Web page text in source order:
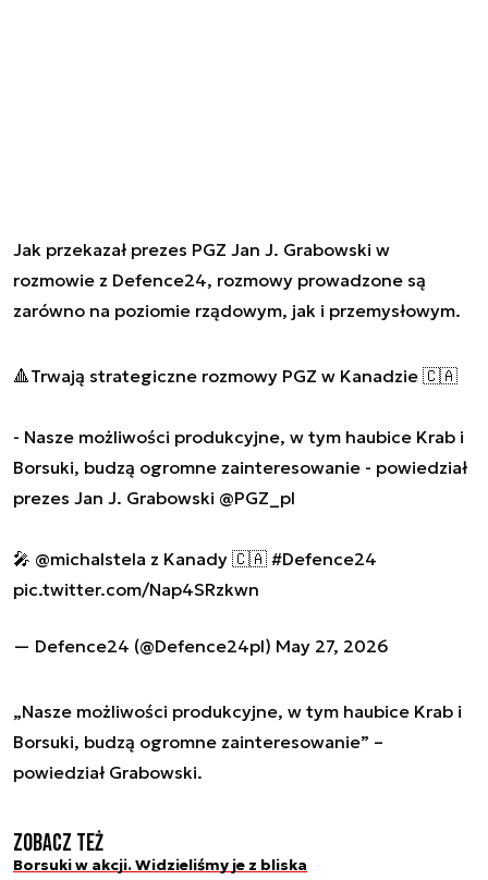
Jak przekazał prezes PGZ Jan J. Grabowski w
rozmowie z Defence24, rozmowy prowadzone są
zarówno na poziomie rządowym, jak i przemysłowym.
🔺Trwają strategiczne rozmowy PGZ w Kanadzie 🇨🇦
- Nasze możliwości produkcyjne, w tym haubice Krab i
Borsuki, budzą ogromne zainteresowanie - powiedział
prezes Jan J. Grabowski @PGZ_pl
🎤 @michalstela z Kanady 🇨🇦 #Defence24
pic.twitter.com/Nap4SRzkwn
— Defence24 (@Defence24pl) May 27, 2026
„Nasze możliwości produkcyjne, w tym haubice Krab i
Borsuki, budzą ogromne zainteresowanie” –
powiedział Grabowski.
Zobacz też
Borsuki w akcji. Widzieliśmy je z bliska